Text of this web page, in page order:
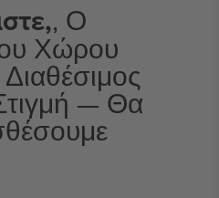
, Ο
Χώρου
— Θα